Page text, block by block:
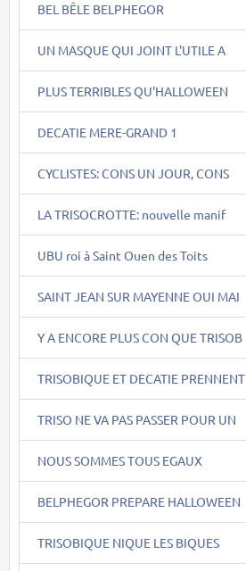
BEL BÊLE BELPHEGOR
UN MASQUE QUI JOINT L'UTILE A
PLUS TERRIBLES QU'HALLOWEEN
DECATIE MERE-GRAND 1
CYCLISTES: CONS UN JOUR, CONS
LA TRISOCROTTE: nouvelle manif
UBU roi à Saint Ouen des Toits
SAINT JEAN SUR MAYENNE OUI MAI
Y A ENCORE PLUS CON QUE TRISOB
TRISOBIQUE ET DECATIE PRENNENT
TRISO NE VA PAS PASSER POUR UN
NOUS SOMMES TOUS EGAUX
BELPHEGOR PREPARE HALLOWEEN
TRISOBIQUE NIQUE LES BIQUES